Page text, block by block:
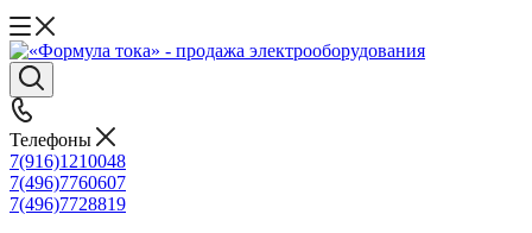
Телефоны
7(916)1210048
7(496)7760607
7(496)7728819